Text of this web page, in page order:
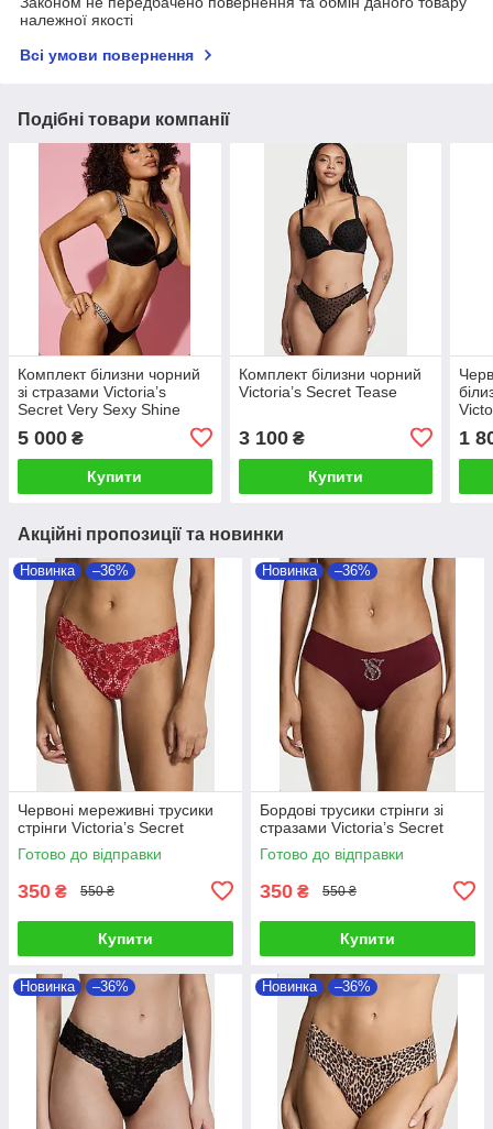
належної якості
Всі умови повернення
Подібні товари компанії
Комплект білизни чорний
зі стразами Victoria’s
Secret Very Sexy Shine
5 000 ₴
Купити
Комплект білизни чорний
Victoria’s Secret Tease
3 100₴
Купити
1
Акційні пропозиції та новинки
Новинка –36%
Червоні мереживні трусики
стрінги Victoria’s Secret
Готово до відправки
350 ₴ 550 ₴
Купити
Новинка –36%
Бордові трусики стрінги зі
стразами Victoria’s Secret
Готово до відправки
350 ₴ 550 ₴
Купити
Новинка –36% Новинка –36%